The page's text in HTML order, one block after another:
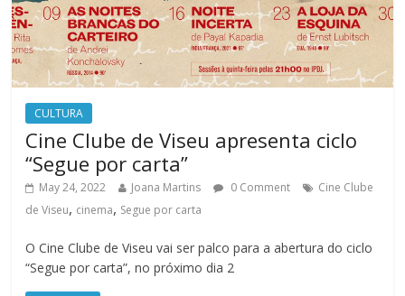
CULTURA
Cine Clube de Viseu apresenta ciclo
“Segue por carta”
May 24, 2022 Joana Martins 0 Comment
Cine Clube
de Viseu, cinema, Segue por carta
O Cine Clube de Viseu vai ser palco para a abertura do ciclo
“Segue por carta”, no próximo dia 2